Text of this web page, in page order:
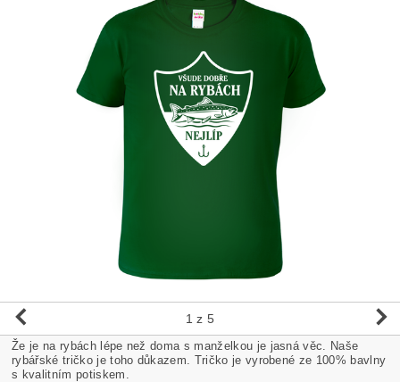
1 z 5
Že je na rybách lépe než doma s manželkou je jasná věc. Naše
rybářské tričko je toho důkazem. Tričko je vyrobené ze 100% bavlny
s kvalitním potiskem.